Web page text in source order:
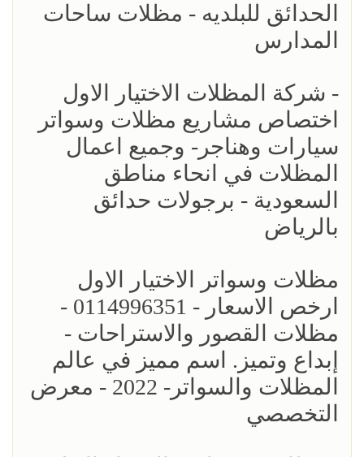
الحدائق للبلديه - مظلات ساحات
المدارس
- شركة المظلات الاختيار الاول
اختصاص مشاريع مظلات وسواتر
سيارات وهناجر- وجميع اعمال
المظلات في انحاء مناطق
السعودية - برجولات حدائق
بالرياض
مظلات وسواتر الاختيار الاول
ارخص الاسعار - 0114996351 -
مظلات القصور والاستراحات -
إبداع وتميز. اسم مميز في عالم
المظلات والسواتر- 2022 - معرض
التخصصي